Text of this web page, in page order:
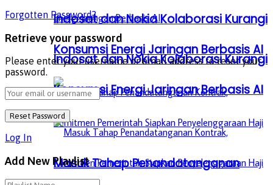
Indosat dan Nokia Kolaborasi Kurangi
Konsumsi Energi Jaringan Berbasis AI
Masuk Tahap Penandatanganan
Indosat dan Nokia Kolaborasi Kurangi
Konsumsi Energi Jaringan Berbasis AI
Forgotten Password?
Retrieve your password
Please enter your username or email address to reset your
password.
Log In
Add New Playlist